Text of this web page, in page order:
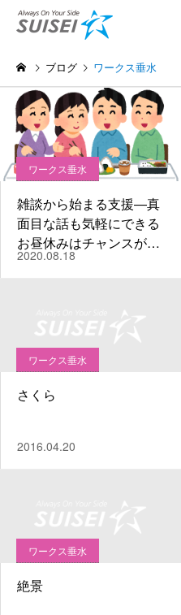
CASTビジネスアカ
デミー
うつ・ひきこもりから就職
ブログ ワークス垂水
ワークス垂水
雑談から始まる支援―真
面目な話も気軽にできる
お昼休みはチャンスが一
杯！
2020.08.18
ワークス垂水
さくら
2016.04.20
ワークス垂水
絶景